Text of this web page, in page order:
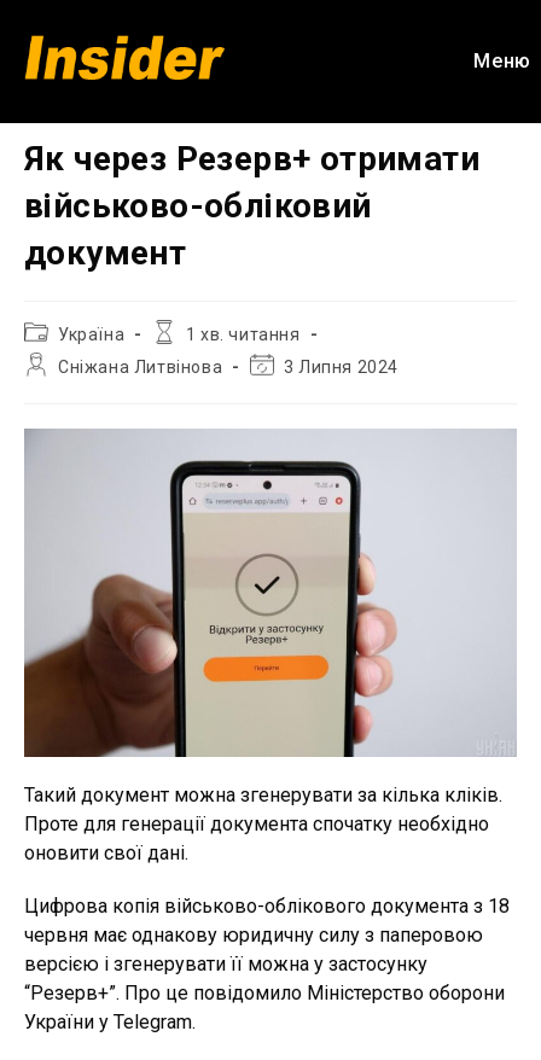
вмісту
Меню
Як через Резерв+ отримати
військово-обліковий
документ
Категорія
запису:
Україна
Час
1 хв. читання
АвторСніжана Литвінова
Остання3 Липня 2024
Такий документ можна згенерувати за кілька кліків.
Проте для генерації документа спочатку необхідно
оновити свої дані.
Цифрова копія військово-облікового документа з 18
червня має однакову юридичну силу з паперовою
версією і згенерувати її можна у застосунку
“Резерв+”. Про це повідомило Міністерство оборони
України у Telegram.